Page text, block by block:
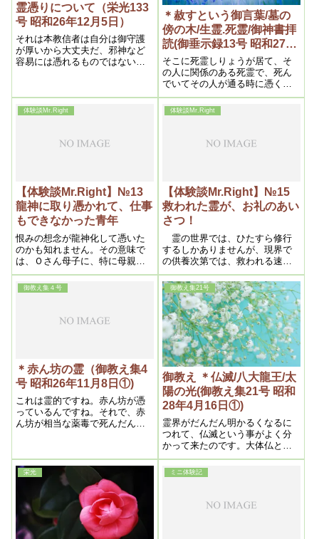
霊憑りについて（栄光133
号 昭和26年12月5日）
それは本教信者は自分は御守護
が厚いから大丈夫だ、邪神など
容易には憑れるものではないと
り、邪神は得たり畏しと憑依し
て了う。而も小乗信仰者で熱心
であればある程憑り易いから始
＊赦すという御言葉/墓の
傍の木/生霊.死霊/御神書拝
読(御垂示録13号 昭和27年
9月1日③)
そこに死霊しりょうが居て、そ
の人に関係のある死霊で、死ん
でいてその人が通る時に憑くの
です。そういう時に祝詞を奏げ
てやると良いです
体験談Mr.Right
【体験談Mr.Right】№13
龍神に取り憑かれて、仕事
もできなかった青年
恨みの想念が龍神化して憑いた
のかも知れません。その意味で
は、Ｏさん母子に、特に母親の
Ｏさんに縁のある霊だったのか
も知れません。ただ言えること
は、某離脱教団に入信してから
から、どの宗教と関わりを持つ
体験談Mr.Right
【体験談Mr.Right】№15
救われた霊が、お礼のあい
さつ！
霊の世界では、ひたすら修行
するしかありませんが、現界で
の供養次第では、救われる速さ
が変わるのでしょう。そして、
子孫の誰に縋ればいいのかを知
っていて、救いを求めて来るの
だと思います。その意味では、
救世主である明主様の信者に縋
るのが一番の近道であるという
ことだと思います
御教え集４号
＊赤ん坊の霊（御教え集4
号 昭和26年11月8日①)
これは霊的ですね。赤ん坊が憑
っているんですね。それで、赤
ん坊が相当な薬毒で死んだんで
て、その毒が、今出ているんで
す。非常に結構です。ある時期
迄こんな様な具合で、段々良く
なります。そうすると頭もよほ
ど良くなります。
御教え集21号
御教え ＊仏滅/八大龍王/太
陽の光(御教え集21号 昭和
28年4月16日①)
霊界がだんだん明かるくなるに
つれて、仏滅という事がよく分
かって来たのです。大体仏とい
うものはみんな神様の化身で
す。これはお釈迦さんが、仏滅
の世の間は神様では駄目だか
なければ仏になって働けという
栄光 ミニ体験記